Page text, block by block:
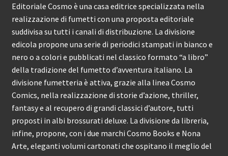
Editoriale Cosmo è una casa editrice specializzata nella
realizzazione di fumetti con una proposta editoriale
suddivisa su tutti i canali di distribuzione. La divisione
edicola propone una serie di periodici stampati in bianco e
nero o a colori e pubblicati nel classico formato “a libro”
della tradizione del fumetto d’avventura italiano. La
divisione fumetteria è attiva, grazie alla linea Cosmo
Comics, nella realizzazione di storie d’azione, thriller,
fantasy e al recupero di grandi classici d’autore, tutti
proposti in albi brossurati deluxe. La divisione da libreria,
infine, propone, con i due marchi Cosmo Books e Nona
Arte, eleganti volumi cartonati che ospitano il meglio del